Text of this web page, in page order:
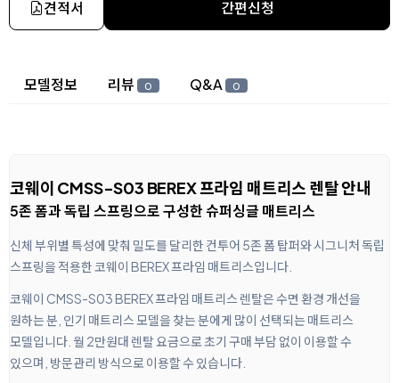
견적서 간편신청
상세 정보
모델정보 리뷰 0 Q&A 0
코웨이 CMSS-S03 BEREX 프라임 매트리스 렌탈 안내
5존 폼과 독립 스프링으로 구성한 슈퍼싱글 매트리스
신체 부위별 특성에 맞춰 밀도를 달리한 컨투어 5존 폼 탑퍼와 시그니처 독립
스프링을 적용한 코웨이 BEREX 프라임 매트리스입니다.
코웨이 CMSS-S03 BEREX 프라임 매트리스 렌탈은 수면 환경 개선을
원하는 분, 인기 매트리스 모델을 찾는 분에게 많이 선택되는 매트리스
모델입니다. 월 2만원대 렌탈 요금으로 초기 구매 부담 없이 이용할 수
있으며, 방문관리 방식으로 이용할 수 있습니다.